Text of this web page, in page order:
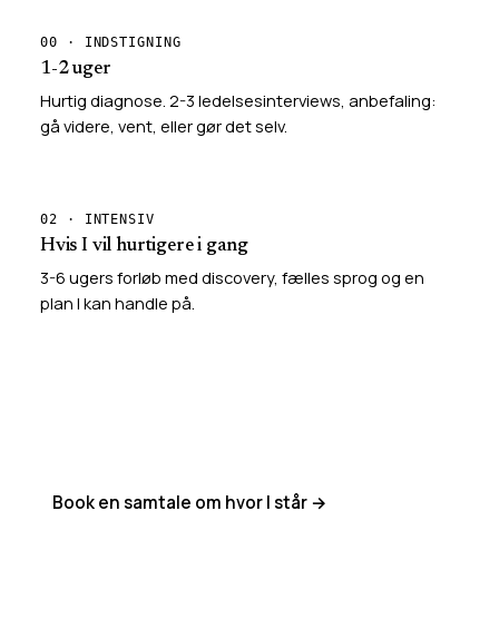
00 · INDSTIGNING
1-2 uger
Hurtig diagnose. 2-3 ledelsesinterviews, anbefaling:
gå videre, vent, eller gør det selv.
02 · INTENSIV
Hvis I vil hurtigere i gang
3-6 ugers forløb med discovery, fælles sprog og en
plan I kan handle på.
Book en samtale om hvor I står →